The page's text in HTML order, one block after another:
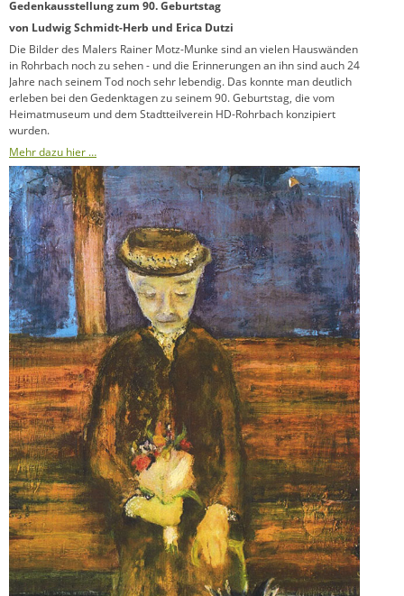
Gedenkausstellung zum 90. Geburtstag
von Ludwig Schmidt-Herb und Erica Dutzi
Die Bilder des Malers Rainer Motz-Munke sind an vielen Hauswänden
in Rohrbach noch zu sehen - und die Erinnerungen an ihn sind auch 24
Jahre nach seinem Tod noch sehr lebendig. Das konnte man deutlich
erleben bei den Gedenktagen zu seinem 90. Geburtstag, die vom
Heimatmuseum und dem Stadtteilverein HD-Rohrbach konzipiert
wurden.
Mehr dazu hier …